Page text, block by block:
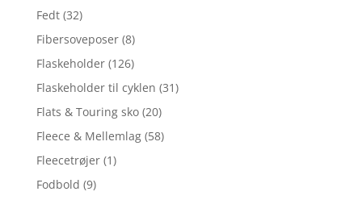
Fedt (32)
Fibersoveposer (8)
Flaskeholder (126)
Flaskeholder til cyklen (31)
Flats & Touring sko (20)
Fleece & Mellemlag (58)
Fleecetrøjer (1)
Fodbold (9)